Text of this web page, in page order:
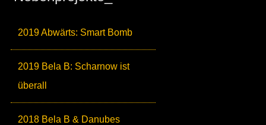
2019 Abwärts: Smart Bomb
2019 Bela B: Scharnow ist
überall
2018 Bela B & Danubes